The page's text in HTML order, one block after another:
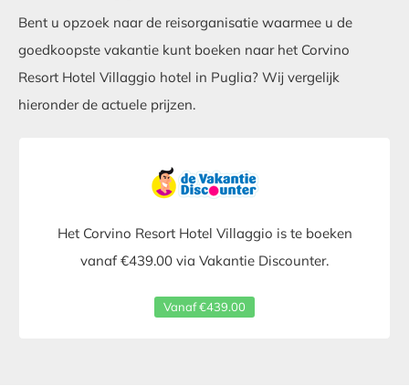
Bent u opzoek naar de reisorganisatie waarmee u de
goedkoopste vakantie kunt boeken naar het Corvino
Resort Hotel Villaggio hotel in Puglia? Wij vergelijk
hieronder de actuele prijzen.
Het Corvino Resort Hotel Villaggio is te boeken
vanaf €439.00 via Vakantie Discounter.
Vanaf €439.00